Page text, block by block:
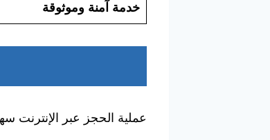
خدمة آمنة وموثوقة
عملية الحجز عبر الإنترنت